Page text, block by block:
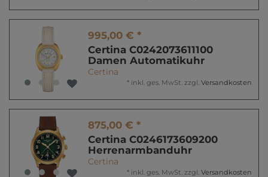
995,00 € *
Certina C0242073611100
Damen Automatikuhr
Certina
* inkl. ges. MwSt. zzgl. Versandkosten
875,00 € *
Certina C0246173609200
Herrenarmbanduhr
Certina
* inkl. ges. MwSt. zzgl. Versandkosten